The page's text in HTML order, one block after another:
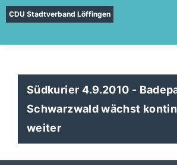
CDU Stadtverband Löffingen
Südkurier 4.9.2010 -
Schwarzwald wächst
weiter